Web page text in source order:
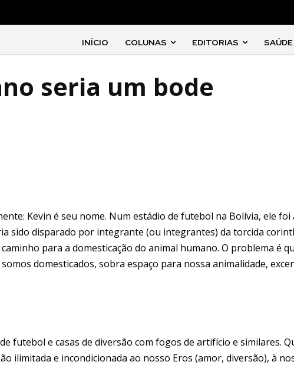
INÍCIO COLUNAS EDITORIAS SAÚDE
seria um bode
Kevin é seu nome. Num estádio de futebol na Bolívia, ele
sido disparado por integrante (ou integrantes) da torcida
para a domesticação do animal humano. O problema é
domesticados, sobra espaço para nossa animalidade,
futebol e casas de diversão com fogos de artifício e similares.
ilimitada e incondicionada ao nosso Eros (amor, diversão), à